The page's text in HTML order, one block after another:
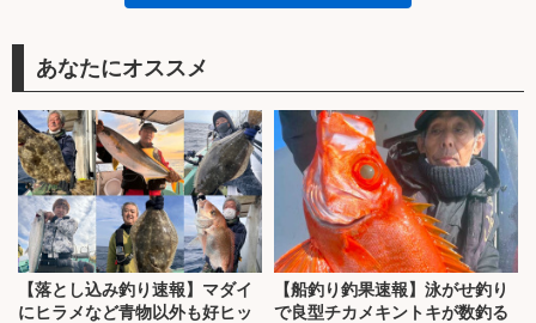
あなたにオススメ
【落とし込み釣り速報】マダイ
にヒラメなど青物以外も好ヒッ
【船釣り釣果速報】泳がせ釣り
で良型チカメキントキが数釣る